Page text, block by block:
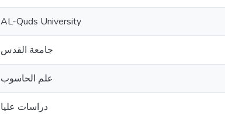
AL-Quds University
جامعة القدس
علم الحاسوب
دراسات عليا